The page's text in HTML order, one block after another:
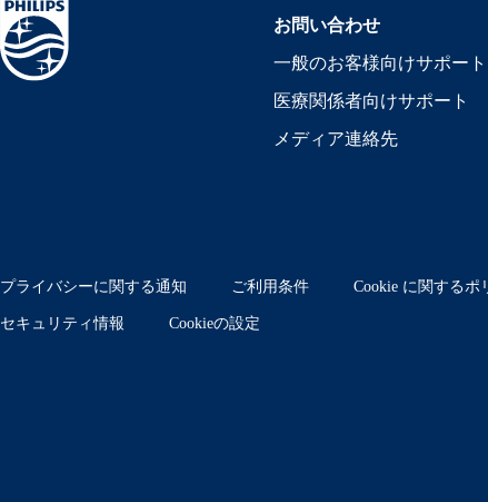
お問い合わせ
一般のお客様向けサポート
医療関係者向けサポート
メディア連絡先
プライバシーに関する通知 ご利用条件 Cookie に関するポ
セキュリティ情報 Cookieの設定